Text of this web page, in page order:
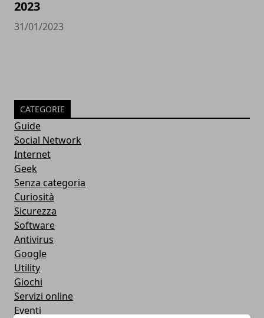
2023
31/01/2023
CATEGORIE
Guide
Social Network
Internet
Geek
Senza categoria
Curiosità
Sicurezza
Software
Antivirus
Google
Utility
Giochi
Servizi online
Eventi